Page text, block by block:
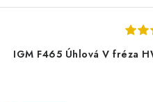
IGM F465 Úhlová V fréza